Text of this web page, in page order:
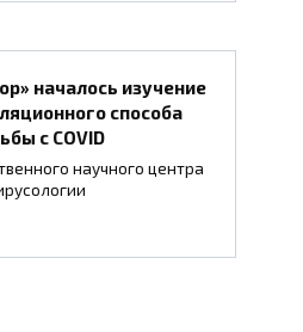
началось изучение
способа
с COVID
научного центра